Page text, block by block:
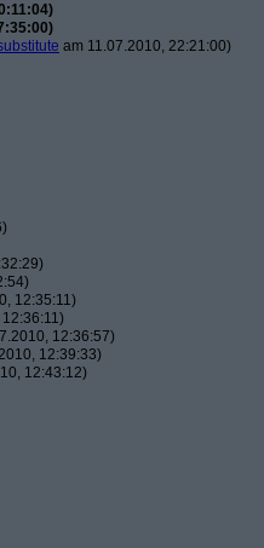
am 11.07.2010, 22:21:00)
12:35:11)
12:36:57)
12:39:33)
12:43:12)